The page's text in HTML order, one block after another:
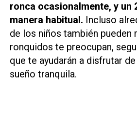
ronca ocasionalmente, y un
manera habitual. Incluso
de los niños también pueden
ronquidos te preocupan,
que te ayudarán a disfrutar
sueño tranquila.